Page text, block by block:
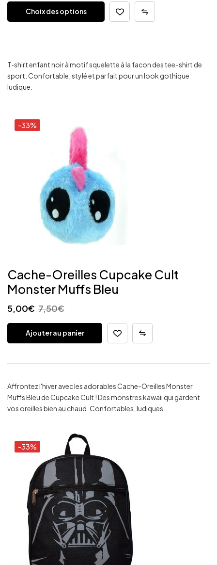
Choix des options
T‑shirt enfant noir à motif squelette à la facon des tee-shirt de
sport. Confortable, stylé et parfait pour un look gothique
ludique.
-33%
Cache-Oreilles Cupcake Cult
Monster Muffs Bleu
7,50€
5,00€
Ajouter au panier
Affrontez l'hiver avec les adorables Cache-Oreilles Monster
Muffs Bleu de Cupcake Cult ! Des monstres kawaii qui gardent
vos oreilles bien au chaud. Confortables, ludiques…
-33%